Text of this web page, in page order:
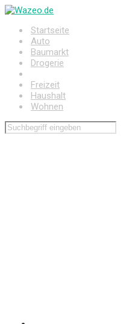
Zum
springenStartseite
Auto
Baumarkt
Drogerie
Freizeit
Haushalt
Wohnen